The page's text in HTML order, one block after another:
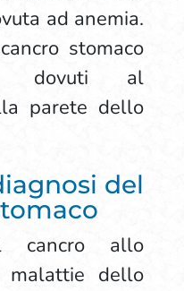
ad anemia.
stomaco
dovuti al
parete dello
del
cancro allo
dello